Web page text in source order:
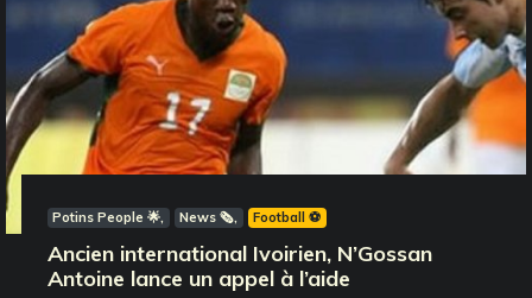
Potins People 🌟 News 🗞️ Football ⚽️
Ancien international Ivoirien, N’Gossan
Antoine lance un appel à l’aide